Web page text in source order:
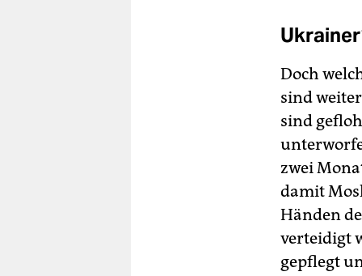
Doch
sind
sind
zwei
damit
Händen
verteidigt
gepflegt